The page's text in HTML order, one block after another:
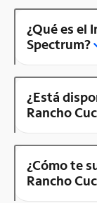
¿Qué es el
Spectrum?
¿Está
Rancho
¿Cómo te
Rancho